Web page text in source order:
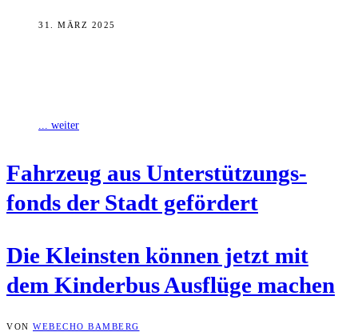
31. MÄRZ 2025
... weiter
Fahr­zeug aus Unter­stüt­zungs­
fonds der Stadt gefördert
Die Kleins­ten kön­nen jetzt mit
dem Kin­der­bus Aus­flü­ge machen
VON WEBECHO BAMBERG